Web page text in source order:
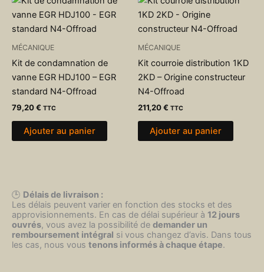
MÉCANIQUE
Kit de condamnation de
vanne EGR HDJ100 – EGR
standard N4-Offroad
79,20€ TTC
Ajouter au panier
MÉCANIQUE
Kit courroie distribution 1KD
2KD – Origine constructeur
N4-Offroad
211,20€ TTC
Ajouter au panier
🕒 Délais de livraison :
Les délais peuvent varier en fonction des stocks et des
approvisionnements. En cas de délai supérieur à 12 jours
ouvrés, vous avez la possibilité de demander un
remboursement intégral si vous changez d’avis. Dans tous
les cas, nous vous tenons informés à chaque étape.